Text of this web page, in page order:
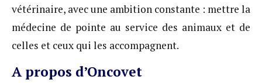
vétérinaire, avec une ambition constante : mettre la
médecine de pointe au service des animaux et de
celles et ceux qui les accompagnent.
A propos d’Oncovet